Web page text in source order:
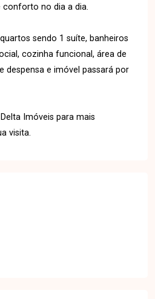
no dia a dia.
sendo 1 suíte, banheiros
cozinha funcional, área de
despensa e imóvel passará por
Imóveis para mais
visita.